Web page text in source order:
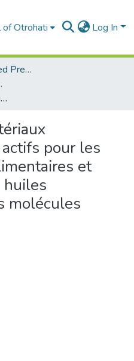
Otrohati Log In
Université Mohammed Premier - Oujda
et Santé
Elaboration de matériaux biodégradables et actifs pour les emballages agroalimentaires et Encapsulation des huiles essentielles et des molécules actives
pour les
et
huiles
molécules